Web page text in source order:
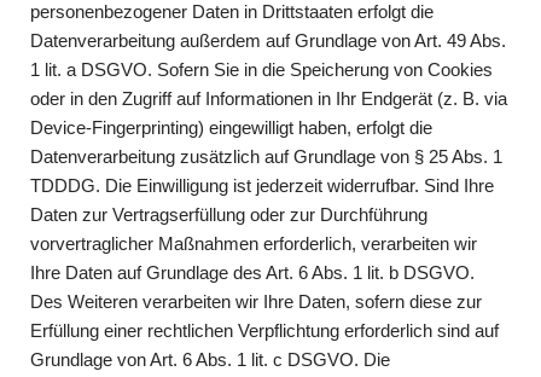
personenbezogener Daten in Drittstaaten erfolgt die
Datenverarbeitung außerdem auf Grundlage von Art. 49 Abs.
1 lit. a DSGVO. Sofern Sie in die Speicherung von Cookies
oder in den Zugriff auf Informationen in Ihr Endgerät (z. B. via
Device-Fingerprinting) eingewilligt haben, erfolgt die
Datenverarbeitung zusätzlich auf Grundlage von § 25 Abs. 1
TDDDG. Die Einwilligung ist jederzeit widerrufbar. Sind Ihre
Daten zur Vertragserfüllung oder zur Durchführung
vorvertraglicher Maßnahmen erforderlich, verarbeiten wir
Ihre Daten auf Grundlage des Art. 6 Abs. 1 lit. b DSGVO.
Des Weiteren verarbeiten wir Ihre Daten, sofern diese zur
Erfüllung einer rechtlichen Verpflichtung erforderlich sind auf
Grundlage von Art. 6 Abs. 1 lit. c DSGVO. Die